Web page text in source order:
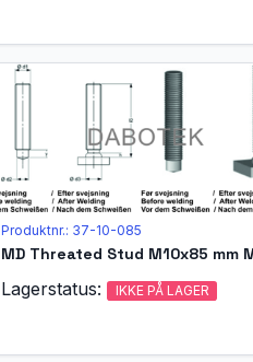
Produktnr.: 37-10-085
Lagerstatus: IKKE PÅ LAGER